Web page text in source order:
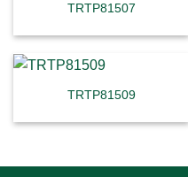
TRTP81507
TRTP81509